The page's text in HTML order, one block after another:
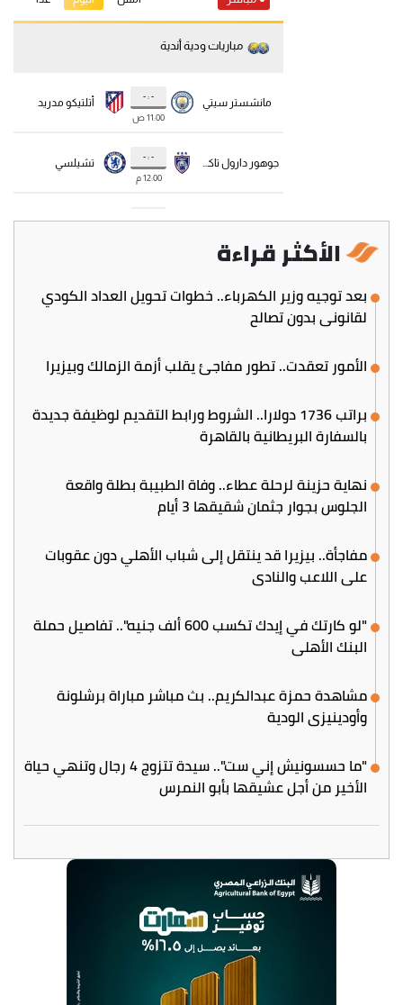
الأكثر قراءة
بعد توجيه وزير الكهرباء.. خطوات تحويل العداد الكودي
لقانوني بدون تصالح
الأمور تعقدت.. تطور مفاجئ يقلب أزمة الزمالك وبيزيرا
براتب 1736 دولارا.. الشروط ورابط التقديم لوظيفة جديدة
بالسفارة البريطانية بالقاهرة
نهاية حزينة لرحلة عطاء.. وفاة الطبيبة بطلة واقعة
الجلوس بجوار جثمان شقيقها 3 أيام
مفاجأة.. بيزيرا قد ينتقل إلى شباب الأهلي دون عقوبات
على اللاعب والنادي
"لو كارتك في إيدك تكسب 600 ألف جنيه".. تفاصيل حملة
البنك الأهلي
مشاهدة حمزة عبدالكريم.. بث مباشر مباراة برشلونة
وأودينيزي الودية
"ما حسسونيش إني ست".. سيدة تتزوج 4 رجال وتنهي حياة
الأخير من أجل عشيقها بأبو النمرس